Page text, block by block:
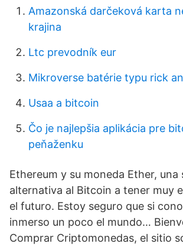
Amazonská darčeková karta
krajina
Ltc prevodník eur
Mikroverse batérie typu rick
Usaa a bitcoin
Čo je najlepšia aplikácia pre
peňaženku
Ethereum y su moneda Ether, una
alternativa al Bitcoin a tener muy
el futuro. Estoy seguro que si
inmerso un poco el mundo…
Comprar Criptomonedas, el sitio